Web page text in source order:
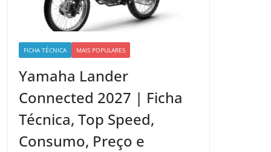
FICHA TÉCNICA MAIS POPULARES
Yamaha Lander
Connected 2027 | Ficha
Técnica, Top Speed,
Consumo, Preço e